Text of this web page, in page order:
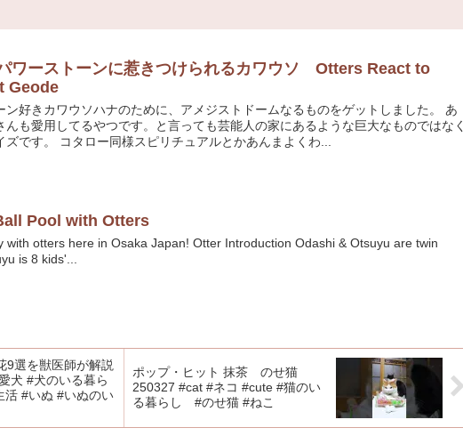
ワーストーンに惹きつけられるカワウソ Otters React to
Geode
ン好きカワウソハナのために、アメジストドームなるものをゲットしました。 あ
んも愛用してるやつです。と言っても芸能人の家にあるような巨大なものではなく
ズです。 コタロー同様スピリチュアルとかあんまよくわ...
Pool with Otters
with otters here in Osaka Japan! Otter Introduction Odashi & Otsuyu are twin
is 8 kids'...
9選を獣医師が解説
犬 #犬のいる暮ら
活 #いぬ #いぬのい
ポップ・ヒット 抹茶 のせ猫
250327 #cat #ネコ #cute #猫のい
る暮らし #のせ猫 #ねこ